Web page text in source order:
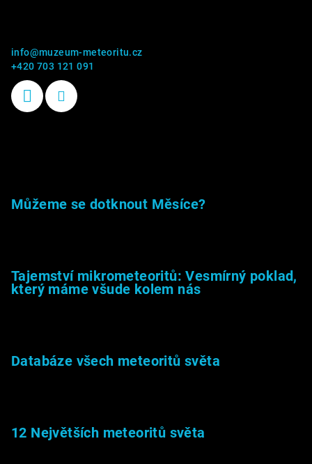
info@muzeum-meteoritu.cz
+420 703 121 091
Můžeme se dotknout Měsíce?
Tajemství mikrometeoritů: Vesmírný poklad,
který máme všude kolem nás
Databáze všech meteoritů světa
12 Největších meteoritů světa